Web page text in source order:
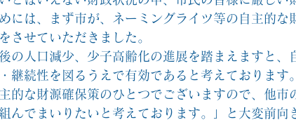
には、まず市が、ネーミングライツ等の自主的な
させていただきました。
の人口減少、少子高齢化の進展を踏まえますと、
継続性を図るうえで有効であると考えております
的な財源確保策のひとつでございますので、他市
んでまいりたいと考えております。」と大変前向